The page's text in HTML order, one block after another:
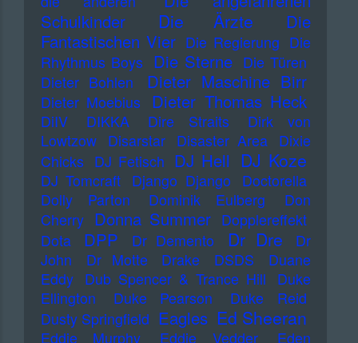
Schulkinder
Die Ärzte
Die
Fantastischen Vier Die Regierung Die
Rhythmus Boys Die Sterne Die Türen
Dieter Bohlen
Dieter Maschine Birr
Dieter Moebius Dieter Thomas Heck
DiIV DIKKA Dire Straits
Dirk von
Lowtzow
Disarstar Disaster Area
Dixie
Chicks DJ Fetisch DJ Hell DJ Koze
DJ Tomcraft Django Django
Doctorella
Dolly Parton
Dominik Eulberg
Don
Cherry Donna Summer Dopplereffekt
Dota
DPP Dr Demento Dr Dre
Dr
John
Dr Motte Drake DSDS
Duane
Eddy
Dub Spencer & Trance Hill
Duke
Ellington
Duke Pearson
Duke Reid
Dusty Springfield Eagles Ed Sheeran
Eddie Murphy Eddie Vedder
Eden